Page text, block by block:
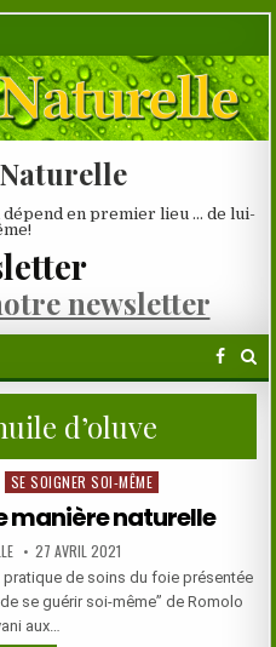
dépend en premier lieu … de lui-
newsletter
d’oluve
SE SOIGNER SOI-MÊME
manière naturelle
PUBLISHED
DATE:
27 AVRIL 2021
de soins du foie présentée
se guérir soi-même” de Romolo
aux…